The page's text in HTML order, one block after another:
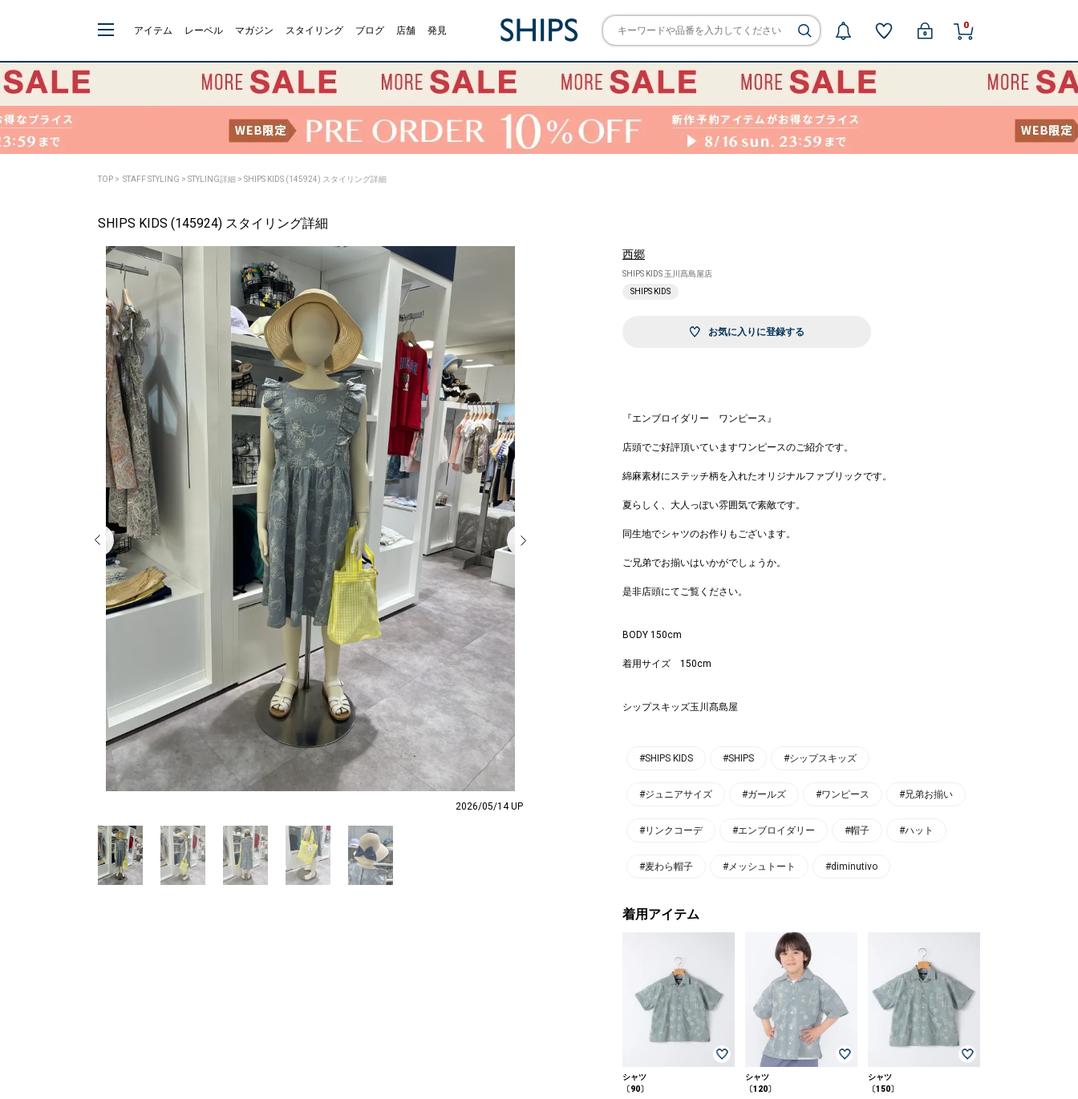
アイテム レーベル マガジン スタイリング ブログ 店舗 発見 0
TOP > STAFF STYLING > STYLING詳細 > SHIPS KIDS (145924) スタイリング詳細
SHIPS KIDS (145924) スタイリング詳細
2026/05/14 UP
西郷
SHIPS KIDS 玉川髙島屋店
SHIPS KIDS
お気に入りに登録する
『エンブロイダリー ワンピース』
店頭でご好評頂いていますワンピースのご紹介です。
綿麻素材にステッチ柄を入れたオリジナルファブリックです。
夏らしく、大人っぽい雰囲気で素敵です。
同生地でシャツのお作りもございます。
ご兄弟でお揃いはいかがでしょうか。
是非店頭にてご覧ください。
BODY 150cm
着用サイズ 150cm
シップスキッズ玉川髙島屋
#SHIPS KIDS #SHIPS #シップスキッズ
#ジュニアサイズ #ガールズ #ワンピース #兄弟お揃い
#リンクコーデ #エンブロイダリー #帽子 #ハット
#麦わら帽子 #メッシュトート #diminutivo
着用アイテム
シャツ
〔90〕
シャツ
〔120〕
シャツ
〔150〕